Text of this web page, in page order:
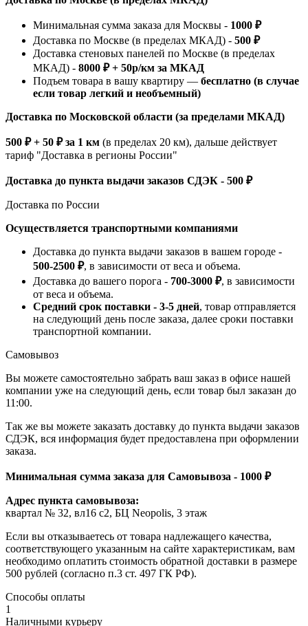
Минимальная сумма заказа для Москвы - 1000 ₽
Доставка по Москве (в пределах МКАД) - 500 ₽
Доставка стеновых панелей по Москве (в пределах
МКАД) - 8000 ₽ + 50р/км за МКАД
Подъем товара в вашу квартиру — бесплатно (в случае
если товар легкий и необъемный)
Доставка по Московской области (за пределами МКАД)
500 ₽ + 50 ₽ за 1 км (в пределах 20 км), дальше действует
тариф "Доставка в регионы России"
Доставка до пункта выдачи заказов СДЭК - 500 ₽
Доставка по России
Осуществляется транспортными компаниями
Доставка до пункта выдачи заказов в вашем городе -
500-2500 ₽, в зависимости от веса и объема.
Доставка до вашего порога - 700-3000 ₽, в зависимости
от веса и объема.
Средний срок поставки - 3-5 дней, товар отправляется
на следующий день после заказа, далее сроки поставки
транспортной компании.
Самовывоз
Вы можете самостоятельно забрать ваш заказ в офисе нашей
компании уже на следующий день, если товар был заказан до
11:00.
Так же вы можете заказать доставку до пункта выдачи заказов
СДЭК, вся информация будет предоставлена при оформлении
заказа.
Минимальная сумма заказа для Самовывоза - 1000 ₽
Адрес пункта самовывоза:
квартал № 32, вл16 с2, БЦ Neopolis, 3 этаж
Если вы отказываетесь от товара надлежащего качества,
соответствующего указанным на сайте характеристикам, вам
необходимо оплатить стоимость обратной доставки в размере
500 рублей (согласно п.3 ст. 497 ГК РФ).
Способы оплаты
1
Наличными курьеру